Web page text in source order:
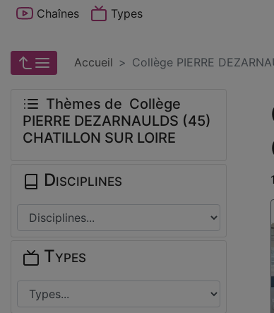
Chaînes Types
Accueil Collège PIERRE
Thèmes de Collège
PIERRE DEZARNAULDS (45)
CHATILLON SUR LOIRE
Disciplines
Types